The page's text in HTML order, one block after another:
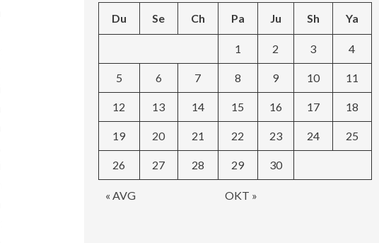
Du Se Ch Pa Ju Sh Ya
« AVG OKT »
1 2 3 4
5 6 7 8 9 10 11
12 13 14 15 16 17 18
19 20 21 22 23 24 25
26 27 28 29 30